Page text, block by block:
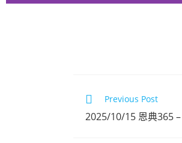
點擊觀看
Previous Post
2025/10/15 恩典365